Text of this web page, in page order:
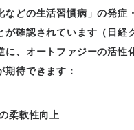
などの生活習慣病」の発症
が確認されています（日経
に、オートファジーの活性
期待できます：
柔軟性向上